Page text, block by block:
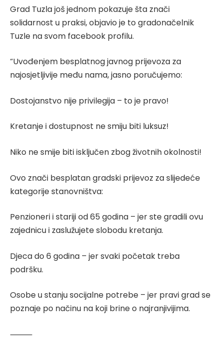
Grad Tuzla još jednom pokazuje šta znači
solidarnost u praksi, objavio je to gradonačelnik
Tuzle na svom facebook profilu.
“Uvođenjem besplatnog javnog prijevoza za
najosjetljivije među nama, jasno poručujemo:
Dostojanstvo nije privilegija – to je pravo!
Kretanje i dostupnost ne smiju biti luksuz!
Niko ne smije biti isključen zbog životnih okolnosti!
Ovo znači besplatan gradski prijevoz za slijedeće
kategorije stanovništva:
Penzioneri i stariji od 65 godina – jer ste gradili ovu
zajednicu i zaslužujete slobodu kretanja.
Djeca do 6 godina – jer svaki početak treba
podršku.
Osobe u stanju socijalne potrebe – jer pravi grad se
poznaje po načinu na koji brine o najranjivijima.
⸻